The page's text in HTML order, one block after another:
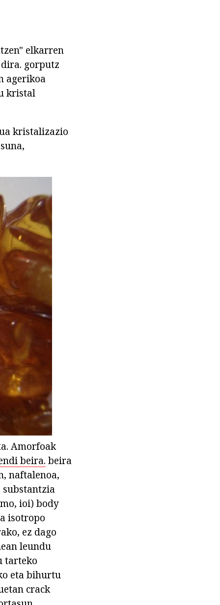
elkarren
gorputz
agerikoa
kristal
kristalizazio
Amorfoak
beira. beira
naftalenoa,
ioi) body
isotropo
ez dago
leundu
tarteko
eta bihurtu
crack